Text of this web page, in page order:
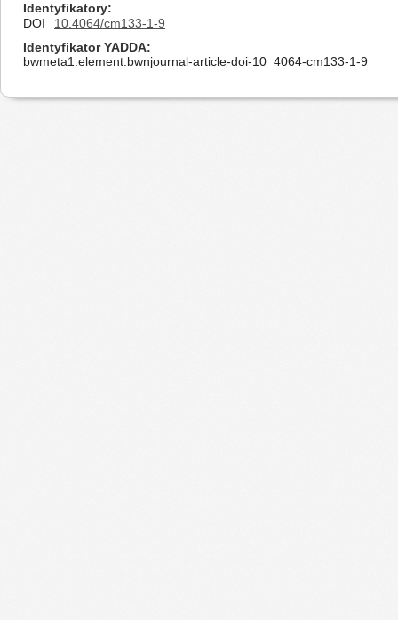
Identyfikatory
DOI
10.4064/cm133-1-9
Identyfikator YADDA
bwmeta1.element.bwnjournal-article-doi-10_4064-cm133-1-9